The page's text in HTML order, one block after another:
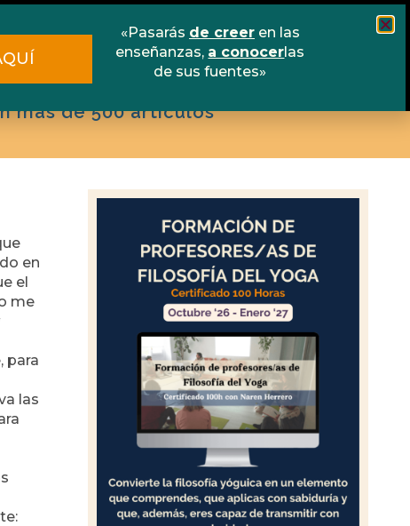
Libros Contacto
más de 500 artículos
en
el
me
para
las
«Pasarás de creeren las
enseñanzas, a conocerlas
de sus fuentes»